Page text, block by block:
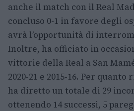
anche il match con il Real
concluso 0-1 in favore degli
avrà l’opportunità di
Inoltre, ha officiato in
vittorie della Real a San
2020-21 e 2015-16. Per
ha diretto un totale di 29
ottenendo 14 successi, 5